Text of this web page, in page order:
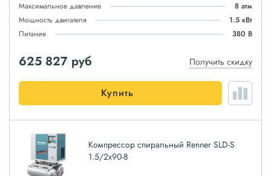
Максимальное давление
8 атм
Мощность двигателя
1.5 кВт
Питание
380 В
625 827 руб Получить скидку
Купить
Компрессор спиральный Renner SLD-S
1.5/2x90-8